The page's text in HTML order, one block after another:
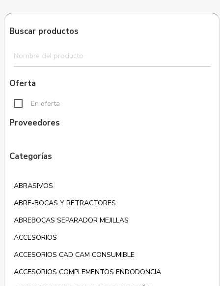
Buscar productos
Oferta
En oferta
Proveedores
Categorías
ABRASIVOS
ABRE-BOCAS Y RETRACTORES
ABREBOCAS SEPARADOR MEJILLAS
ACCESORIOS
ACCESORIOS CAD CAM CONSUMIBLE
ACCESORIOS COMPLEMENTOS ENDODONCIA